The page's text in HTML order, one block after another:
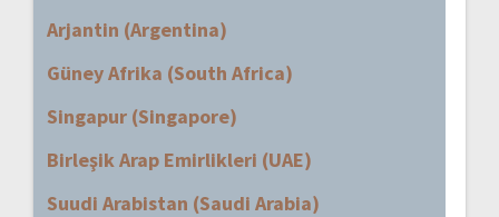
Arjantin (Argentina)
Güney Afrika (South Africa)
Singapur (Singapore)
Birleşik Arap Emirlikleri (UAE)
Suudi Arabistan (Saudi Arabia)